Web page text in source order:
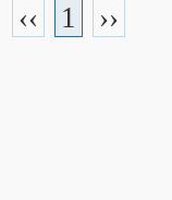
‹‹ 1 ››